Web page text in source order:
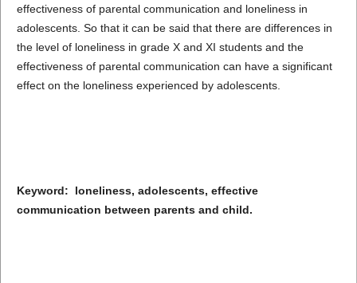
effectiveness of parental communication and loneliness in
adolescents. So that it can be said that there are differences in
the level of loneliness in grade X and XI students and the
effectiveness of parental communication can have a significant
effect on the loneliness experienced by adolescents.
Keyword: loneliness, adolescents, effective
communication between parents and child.